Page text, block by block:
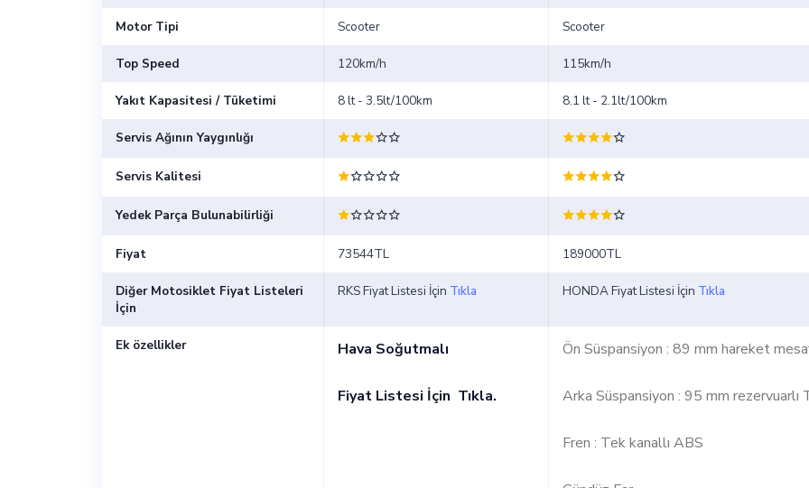
Motor Tipi Scooter Scooter
Top Speed 120km/h 115km/h
Yakıt Kapasitesi / Tüketimi 8 lt - 3.5lt/100km 8.1 lt - 2.1lt/100km
Servis Ağının Yaygınlığı
Servis Kalitesi
Yedek Parça Bulunabilirliği
Fiyat 73544TL 189000TL
Diğer Motosiklet Fiyat Listeleri
İçin
RKS Fiyat Listesi İçin Tıkla HONDA Fiyat Listesi İçin Tıkla
Ek özellikler Hava Soğutmalı
Fiyat Listesi İçin Tıkla.
Ön Süspansiyon : 89 mm hareket
Arka Süspansiyon : 95 mm rezervuarlı
Fren : Tek kanallı ABS